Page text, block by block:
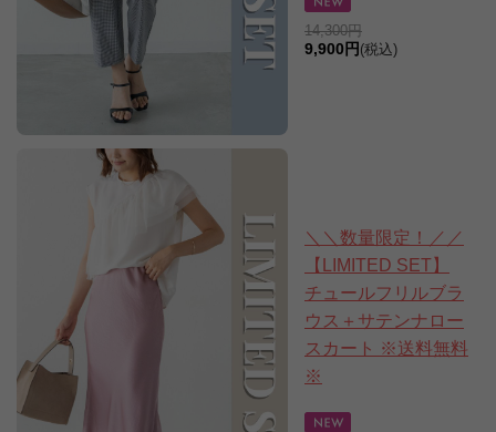
14,300円
9,900円 (税込)
＼＼数量限定！／／
【LIMITED SET】
チュールフリルブラ
ウス＋サテンナロー
スカート ※送料無料
※